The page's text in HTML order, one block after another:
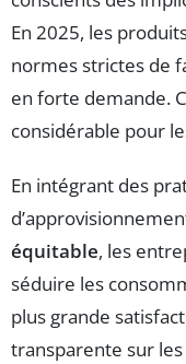
En 2025, les
normes strictes de
en forte demande.
considérable pour
En intégrant des
équitable, les
séduire les
plus grande
transparente sur